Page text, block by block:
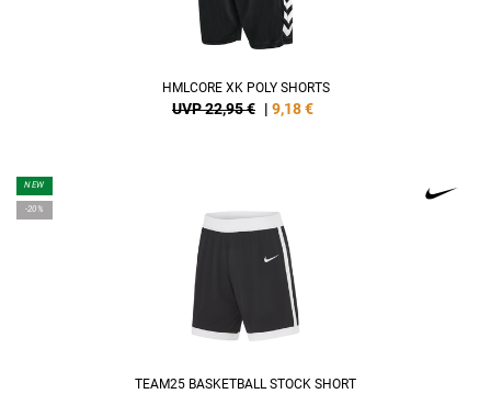
HMLCORE XK POLY SHORTS
UVP 22,95 € | 9,18€
NEW
-20%
TEAM25 BASKETBALL STOCK SHORT